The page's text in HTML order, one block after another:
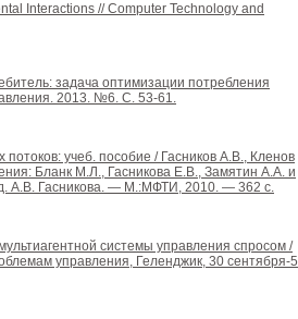
Interactions // Computer Technology and
задача оптимизации потребления
2013. №6. С. 53-61.
учеб. пособие / Гасников А.В., Кленов
Бланк М.Л., Гасникова Е.В., Замятин А.А. и
А.В. Гасникова. — М.:МФТИ, 2010. — 362 с.
системы управления спросом /
управления, Геленджик, 30 сентября-5